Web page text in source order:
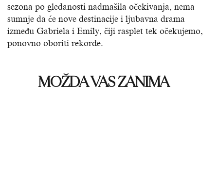
sezona po gledanosti nadmašila očekivanja, nema
sumnje da će nove destinacije i ljubavna drama
između Gabriela i Emily, čiji rasplet tek očekujemo,
ponovno oboriti rekorde.
MOŽDA VAS ZANIMA